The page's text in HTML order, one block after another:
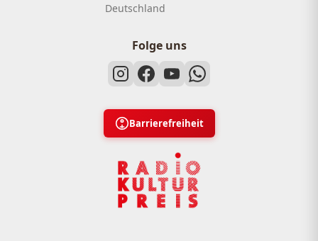
Deutschland
Folge uns
Barrierefreiheit